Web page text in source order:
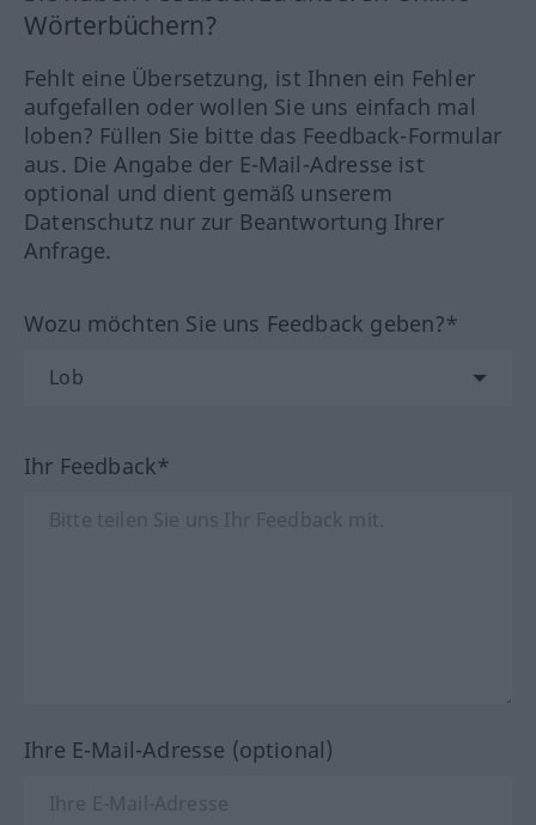
Wörterbüchern?
Fehlt eine Übersetzung, ist Ihnen ein Fehler
aufgefallen oder wollen Sie uns einfach mal
loben? Füllen Sie bitte das Feedback-Formular
aus. Die Angabe der E-Mail-Adresse ist
optional und dient gemäß unserem
Datenschutz nur zur Beantwortung Ihrer
Anfrage.
Wozu möchten Sie uns Feedback geben?*
Ihr Feedback*
Ihre E-Mail-Adresse (optional)